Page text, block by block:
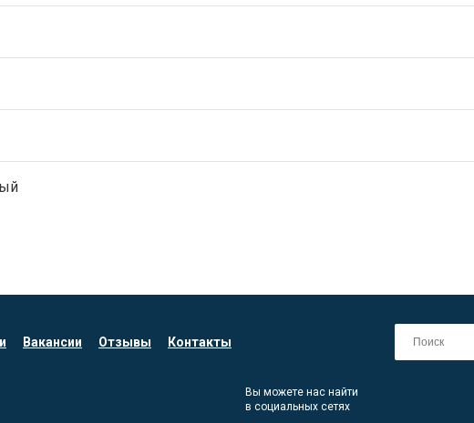
Вакансии Отзывы Контакты
Вы можете нас найти
в социальных сетях